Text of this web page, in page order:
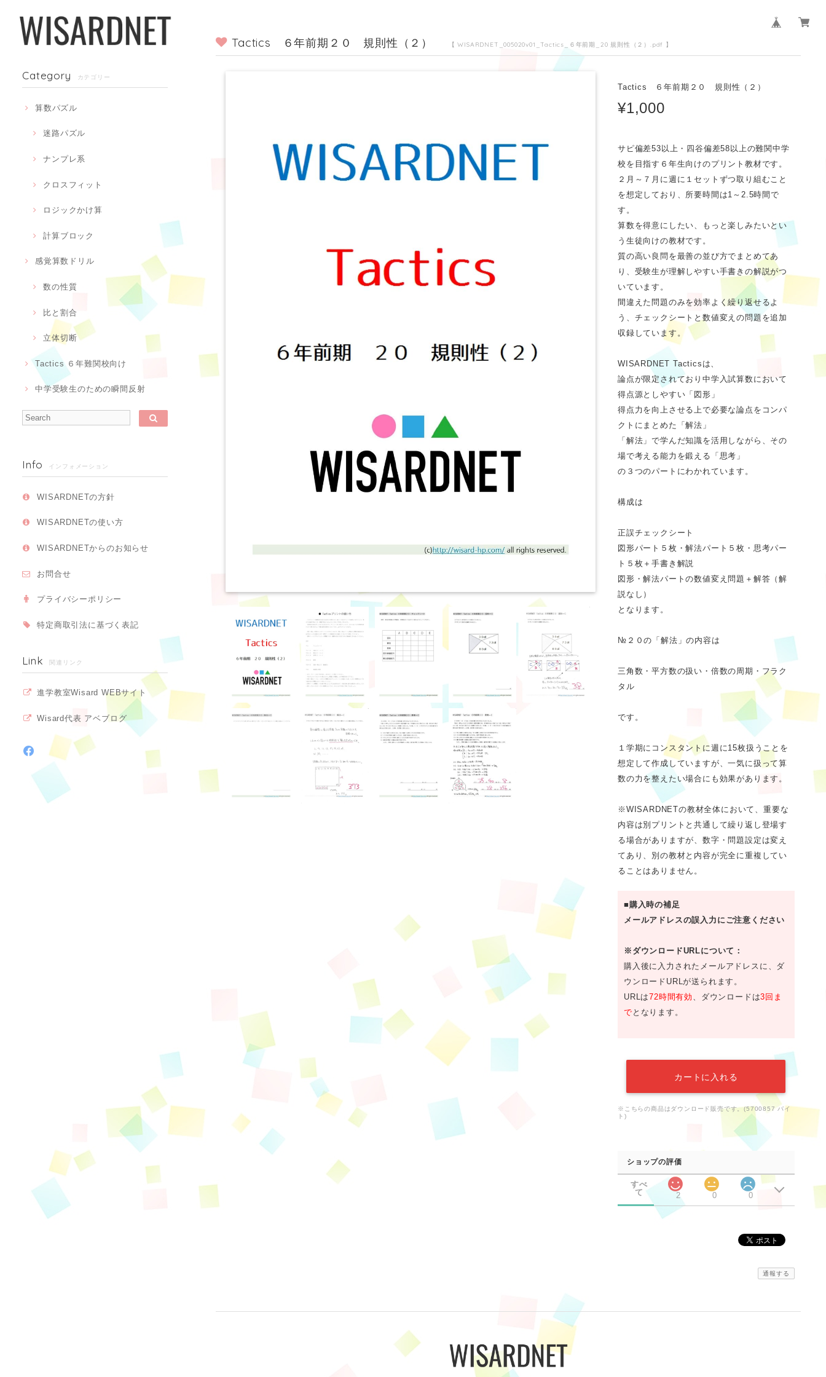
Category カテゴリー
算数パズル
迷路パズル
ナンプレ系
クロスフィット
ロジックかけ算
計算ブロック
感覚算数ドリル
数の性質
比と割合
立体切断
Tactics ６年難関校向け
中学受験生のための瞬間反射
Info インフォメーション
WISARDNETの方針
WISARDNETの使い方
WISARDNETからのお知らせ
お問合せ
プライバシーポリシー
特定商取引法に基づく表記
Link 関連リンク
進学教室Wisard WEBサイト
Wisard代表 アベブログ
Tactics ６年前期２０ 規則性（２） 【 WISARDNET_005020v01_Tactics_６年前期_20 規則性（２）.pdf 】
Tactics ６年前期２０ 規則性（２）
¥1,000
サピ偏差53以上・四谷偏差58以上の難関中学
校を目指す６年生向けのプリント教材です。
２月～７月に週に１セットずつ取り組むこと
を想定しており、所要時間は1～2.5時間で
す。
算数を得意にしたい、もっと楽しみたいとい
う生徒向けの教材です。
質の高い良問を最善の並び方でまとめてあ
り、受験生が理解しやすい手書きの解説がつ
いています。
間違えた問題のみを効率よく繰り返せるよ
う、チェックシートと数値変えの問題を追加
収録しています。
WISARDNET Tacticsは、
論点が限定されており中学入試算数において
得点源としやすい「図形」
得点力を向上させる上で必要な論点をコンパ
クトにまとめた「解法」
「解法」で学んだ知識を活用しながら、その
場で考える能力を鍛える「思考」
の３つのパートにわかれています。
構成は
正誤チェックシート
図形パート５枚・解法パート５枚・思考パー
ト５枚＋手書き解説
図形・解法パートの数値変え問題＋解答（解
説なし）
となります。
№２０の「解法」の内容は
三角数・平方数の扱い・倍数の周期・フラク
タル
です。
１学期にコンスタントに週に15枚扱うことを
想定して作成していますが、一気に扱って算
数の力を整えたい場合にも効果があります。
※WISARDNETの教材全体において、重要な
内容は別プリントと共通して繰り返し登場す
る場合がありますが、数字・問題設定は変え
てあり、別の教材と内容が完全に重複してい
ることはありません。
■購入時の補足
メールアドレスの誤入力にご注意ください
※ダウンロードURLについて：
購入後に入力されたメールアドレスに、ダ
ウンロードURLが送られます。
URLは72時間有効 、ダウンロードは3回ま
で となります。
カートに入れる
※こちらの商品はダウンロード販売です。(5700857 バイ
ト)
ショップの評価
すべ
て
2 0 0
通報する